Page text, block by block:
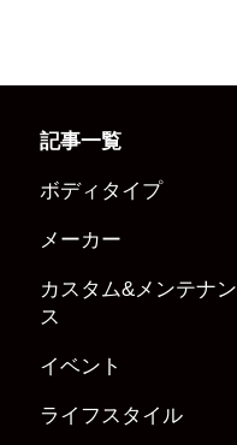
記事一覧
ボディタイプ
メーカー
カスタム&メンテナン
ス
イベント
ライフスタイル